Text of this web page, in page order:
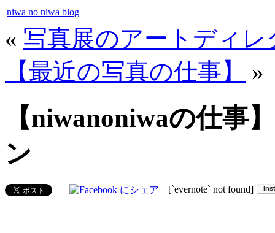
niwa no niwa blog
« 写真展のアートディレ
【最近の写真の仕事】
»
【niwanoniwaの仕事
ン
[`evernote` not found]